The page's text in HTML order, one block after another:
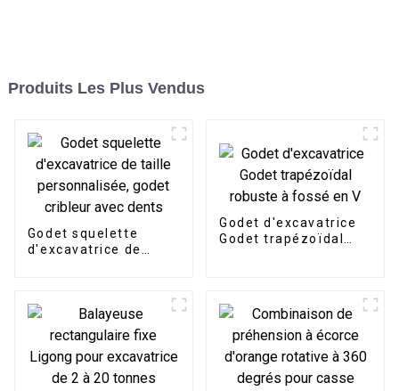
Produits Les Plus Vendus
Godet squelette
d'excavatrice de
Godet d'excavatrice
Godet trapézoïdal